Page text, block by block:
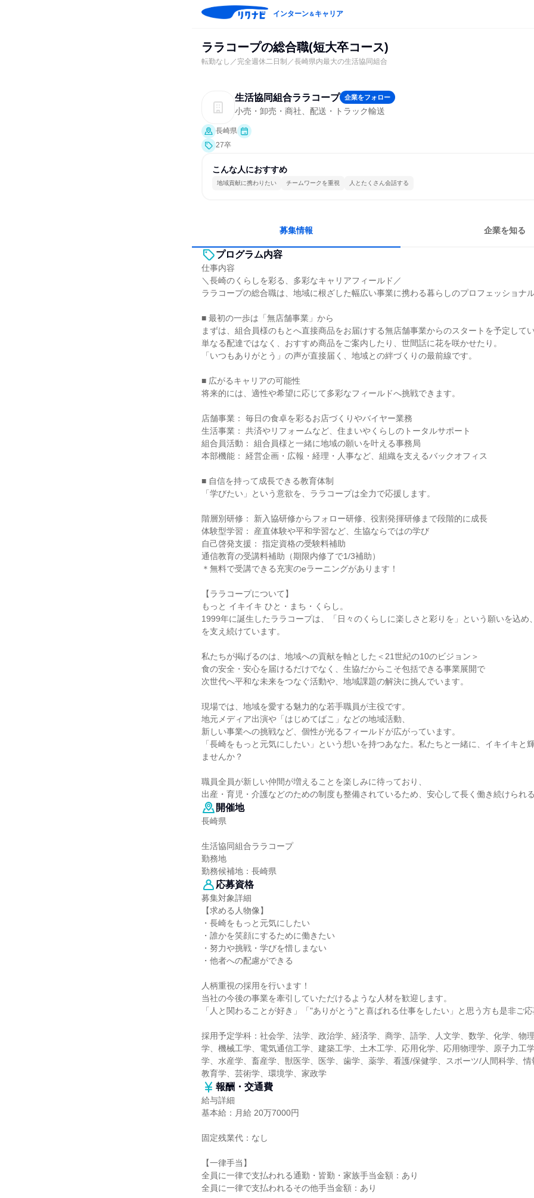
インターン＆キャリア
ララコープの総合職(短大卒コース)
転勤なし／完全週休二日制／長崎県内最大の生活協同組合
生活協同組合ララコープ 企業をフォロー
小売・卸売・商社、配送・トラック輸送
長崎県
27卒
こんな人におすすめ
地域貢献に携わりたい チームワークを重視 人とたくさん会話する
募集情報 企業を知る
プログラム内容
仕事内容
＼長崎のくらしを彩る、多彩なキャリアフィールド／
ララコープの総合職は、地域に根ざした幅広い事業に携わる暮らしのプロフェッショナル
■ 最初の一歩は「無店舗事業」から
まずは、組合員様のもとへ直接商品をお届けする無店舗事業からのスタートを予定してい
単なる配達ではなく、おすすめ商品をご案内したり、世間話に花を咲かせたり。
「いつもありがとう」の声が直接届く、地域との絆づくりの最前線です。
■ 広がるキャリアの可能性
将来的には、適性や希望に応じて多彩なフィールドへ挑戦できます。
店舗事業： 毎日の食卓を彩るお店づくりやバイヤー業務
生活事業： 共済やリフォームなど、住まいやくらしのトータルサポート
組合員活動： 組合員様と一緒に地域の願いを叶える事務局
本部機能： 経営企画・広報・経理・人事など、組織を支えるバックオフィス
■ 自信を持って成長できる教育体制
「学びたい」という意欲を、ララコープは全力で応援します。
階層別研修： 新入協研修からフォロー研修、役割発揮研修まで段階的に成長
体験型学習： 産直体験や平和学習など、生協ならではの学び
自己啓発支援： 指定資格の受験料補助
通信教育の受講料補助（期限内修了で1/3補助）
＊無料で受講できる充実のeラーニングがあります！
【ララコープについて】
もっと イキイキ ひと・まち・くらし。
1999年に誕生したララコープは、「日々のくらしに楽しさと彩りを」という願いを込め
を支え続けています。
私たちが掲げるのは、地域への貢献を軸とした＜21世紀の10のビジョン＞
食の安全・安心を届けるだけでなく、生協だからこそ包括できる事業展開で
次世代へ平和な未来をつなぐ活動や、地域課題の解決に挑んでいます。
現場では、地域を愛する魅力的な若手職員が主役です。
地元メディア出演や「はじめてばこ」などの地域活動、
新しい事業への挑戦など、個性が光るフィールドが広がっています。
「長崎をもっと元気にしたい」という想いを持つあなた。私たちと一緒に、イキイキと
ませんか？
職員全員が新しい仲間が増えることを楽しみに待っており、
出産・育児・介護などのための制度も整備されているため、安心して長く働き続けられる
開催地
長崎県
生活協同組合ララコープ
勤務地
勤務候補地：長崎県
応募資格
募集対象詳細
【求める人物像】
・長崎をもっと元気にしたい
・誰かを笑顔にするために働きたい
・努力や挑戦・学びを惜しまない
・他者への配慮ができる
人柄重視の採用を行います！
当社の今後の事業を牽引していただけるような人材を歓迎します。
「人と関わることが好き」「"ありがとう"と喜ばれる仕事をしたい」と思う方も是非ご応
採用予定学科：社会学、法学、政治学、経済学、商学、語学、人文学、数学、化学、物
学、機械工学、電気通信工学、建築工学、土木工学、応用化学、応用物理学、原子力工
学、水産学、畜産学、獣医学、医学、歯学、薬学、看護/保健学、スポーツ/人間科学、情
教育学、芸術学、環境学、家政学
報酬・交通費
給与詳細
基本給：月給 20万7000円
固定残業代：なし
【一律手当】
全員に一律で支払われる通勤・皆勤・家族手当金額：あり
全員に一律で支払われるその他手当金額：あり